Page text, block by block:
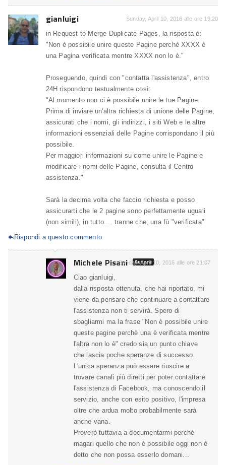
gianluigi Sunday, April 10, 2016 alle ore 19:20
in Request to Merge Duplicate Pages, la risposta è:
"Non è possibile unire queste Pagine perché XXXX è
una Pagina verificata mentre XXXX non lo è."
Proseguendo, quindi con "contatta l'assistenza", entro
24H rispondono testualmente così:
"Al momento non ci è possibile unire le tue Pagine.
Prima di inviare un'altra richiesta di unione delle Pagine,
assicurati che i nomi, gli indirizzi, i siti Web e le altre
informazioni essenziali delle Pagine corrispondano il più
possibile.
Per maggiori informazioni su come unire le Pagine e
modificare i nomi delle Pagine, consulta il Centro
assistenza."
Sarà la decima volta che faccio richiesta e posso
assicurarti che le 2 pagine sono perfettamente uguali
(non simili), in tutto.... tranne che, una fù "verificata"
Rispondi a questo commento
Michele Pisani Autore
Sunday, April 10, 2016 alle ore 21:07
Ciao gianluigi,
dalla risposta ottenuta, che hai riportato, mi
viene da pensare che continuare a contattare
l'assistenza non ti servirà. Spero di
sbagliarmi ma la frase "Non è possibile unire
queste pagine perchè una è verificata mentre
l'altra non lo è" credo sia un punto chiave
che lascia poche speranze di successo.
L'unica speranza può essere riuscire a
trovare canali più diretti per poter contattare
l'assistenza di Facebook, ma conoscendo il
servizio, anche con esito positivo, l'impresa
oltre che ardua molto probabilmente sarà
anche vana.
Proverò tuttavia a documentarmi perchè
magari quello che non è possibile oggi non è
detto che non possa esserlo domani...